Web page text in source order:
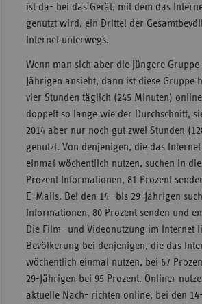
ist da- bei das Gerät, mit dem das
genutzt wird, ein Drittel der
Internet unterwegs.
Wenn man sich aber die jüngere
Jährigen ansieht, dann ist diese Gruppe
vier Stunden täglich (245 Minuten)
doppelt so lange wie der Durchschnitt,
2014 aber nur noch gut zwei Stunden
genutzt. Von denjenigen, die das
einmal wöchentlich nutzen, suchen in
Prozent Informationen, 81 Prozent
E-Mails. Bei den 14- bis 29-Jährigen
Informationen, 80 Prozent senden und
Die Film- und Videonutzung im Internet
Bevölkerung bei denjenigen, die das
wöchentlich einmal nutzen, bei 67
29-Jährigen bei 95 Prozent. Onliner
aktuelle Nach- richten online, bei den